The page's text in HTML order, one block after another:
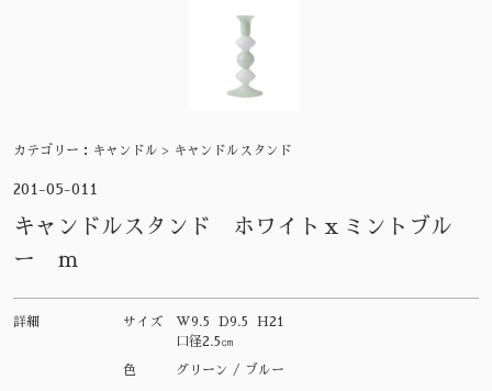
カテゴリー： キャンドル > キャンドルスタンド
201-05-011
キャンドルスタンド ホワイトｘミントブル
ー ｍ
詳細 サイズ
W9.5 D9.5 H21
口径2.5㎝
色 グリーン / ブルー